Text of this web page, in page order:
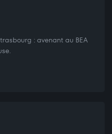
: avenant au BEA